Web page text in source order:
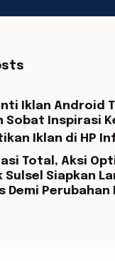
Iklan Android
Sobat Inspirasi
Iklan di HP
Total, Aksi
Sulsel Siapkan
Demi Perubahan